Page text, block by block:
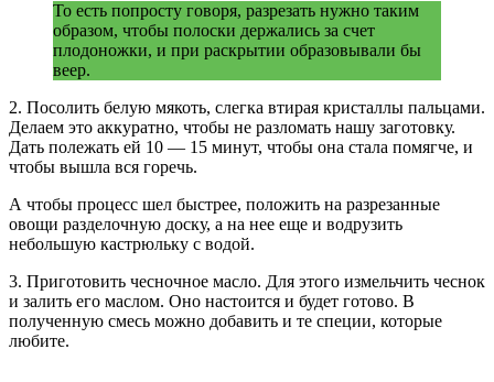
То есть попросту говоря, разрезать нужно таким
образом, чтобы полоски держались за счет
плодоножки, и при раскрытии образовывали бы
веер.
2. Посолить белую мякоть, слегка втирая кристаллы пальцами.
Делаем это аккуратно, чтобы не разломать нашу заготовку.
Дать полежать ей 10 — 15 минут, чтобы она стала помягче, и
чтобы вышла вся горечь.
А чтобы процесс шел быстрее, положить на разрезанные
овощи разделочную доску, а на нее еще и водрузить
небольшую кастрюльку с водой.
3. Приготовить чесночное масло. Для этого измельчить чеснок
и залить его маслом. Оно настоится и будет готово. В
полученную смесь можно добавить и те специи, которые
любите.